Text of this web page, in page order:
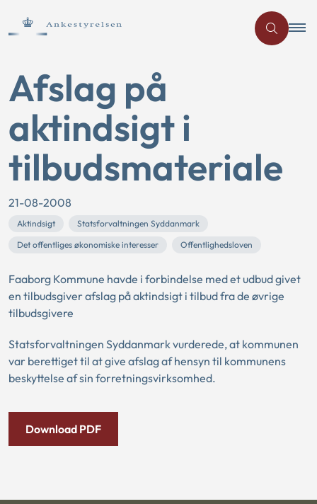
Afslag på
aktindsigt i
tilbudsmateriale
21-08-2008
Aktindsigt
Statsforvaltningen Syddanmark
Det offentliges økonomiske interesser
Offentlighedsloven
Faaborg Kommune havde i forbindelse med et udbud givet
en tilbudsgiver afslag på aktindsigt i tilbud fra de øvrige
tilbudsgivere
Statsforvaltningen Syddanmark vurderede, at kommunen
var berettiget til at give afslag af hensyn til kommunens
beskyttelse af sin forretningsvirksomhed.
Download PDF